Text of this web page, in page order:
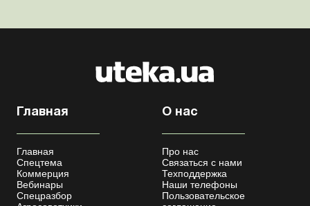
Главная
Главная
Спецтема
Коммерция
Вебинары
Спецразбор
О нас
Про нас
Связаться с нами
Техподдержка
Наши телефоны
Пользовательское